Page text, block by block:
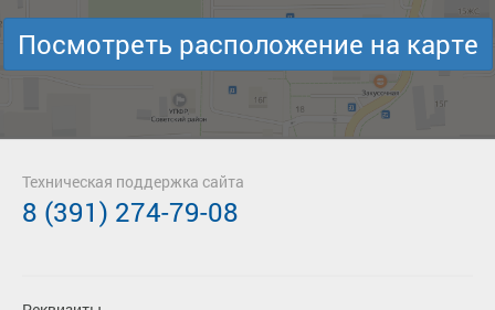
Посмотреть расположение на карте
Техническая поддержка сайта
8 (391) 274-79-08